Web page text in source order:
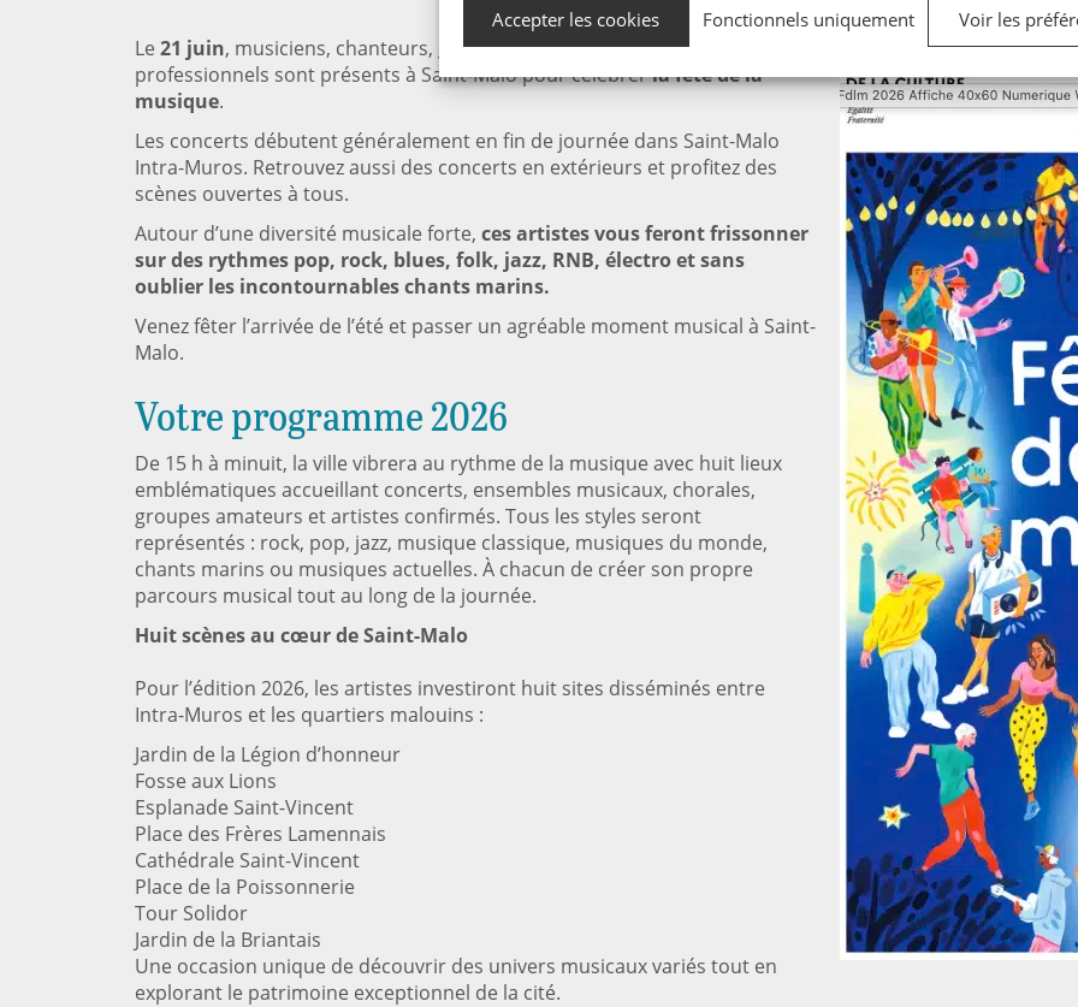
Accepter les cookies Fonctionnels uniquement Voir les
Le 21 juin, musiciens, chanteurs, groupes et orchestres, amateurs et
professionnels sont présents à Saint-Malo pour célébrerla fête de la
musique.
Les concerts débutent généralement en fin de journée dans Saint-Malo
Intra-Muros. Retrouvez aussi des concerts en extérieurs et profitez des
scènes ouvertes à tous.
Autour d’une diversité musicale forte, ces artistes vous feront frissonner
sur des rythmes pop, rock, blues, folk, jazz, RNB, électro et sans
oublier les incontournables chants marins.
Venez fêter l’arrivée de l’été et passer un agréable moment musical à Saint-
Malo.
Votre programme 2026
De 15 h à minuit, la ville vibrera au rythme de la musique avec huit lieux
emblématiques accueillant concerts, ensembles musicaux, chorales,
groupes amateurs et artistes confirmés. Tous les styles seront
représentés : rock, pop, jazz, musique classique, musiques du monde,
chants marins ou musiques actuelles. À chacun de créer son propre
parcours musical tout au long de la journée.
Huit scènes au cœur de Saint-Malo
Pour l’édition 2026, les artistes investiront huit sites disséminés entre
Intra-Muros et les quartiers malouins :
Jardin de la Légion d’honneur
Fosse aux Lions
Esplanade Saint-Vincent
Place des Frères Lamennais
Cathédrale Saint-Vincent
Place de la Poissonnerie
Tour Solidor
Jardin de la Briantais
Une occasion unique de découvrir des univers musicaux variés tout en
explorant le patrimoine exceptionnel de la cité.